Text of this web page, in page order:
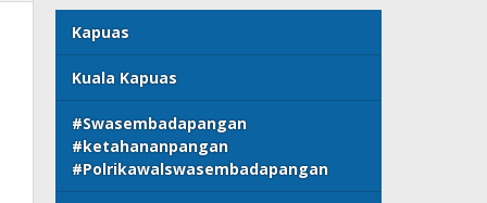
Kapuas
Kuala Kapuas
#Swasembadapangan
#ketahananpangan
#Polrikawalswasembadapangan